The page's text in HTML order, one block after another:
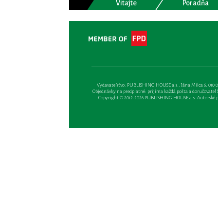
Vitajte
Poradňa
Vydavateľsťvo: PUBLISHING HOUSE a.s., Jána Milca 6, 010
Objednávky na predplatné: prijíma každá pošta a doručovateľ
Copyright © 2012-2026 PUBLISHING HOUSE a.s.